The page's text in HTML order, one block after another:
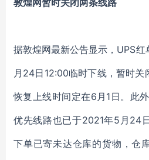
敦煌网暂时关闭两条线路
据敦煌网最新公告显示， UPS红
月24日12:00临时下线，暂时关
恢复上线时间定在6月1日。此
优先线路也已于2021年5月24
下单已寄未达仓库的货物，仓